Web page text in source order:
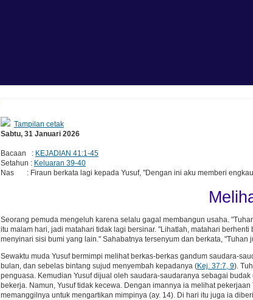
Tampilan cetak
Sabtu, 31 Januari 2026
Bacaan : KEJADIAN 41:1-45
Setahun : Keluaran 39-40
Nas : Firaun berkata lagi kepada Yusuf, "Dengan ini aku memberi
Seorang pemuda mengeluh karena selalu gagal membangun usaha.
itu malam hari, jadi matahari tidak lagi bersinar. "Lihatlah, matahari
menyinari sisi bumi yang lain." Sahabatnya tersenyum dan berkata,
Sewaktu muda Yusuf bermimpi melihat berkas-berkas gandum saudara-
bulan, dan sebelas bintang sujud menyembah kepadanya (Kej. 37:7, 9).
penguasa. Kemudian Yusuf dijual oleh saudara-saudaranya sebagai budak
bekerja. Namun, Yusuf tidak kecewa. Dengan imannya ia melihat
memanggilnya untuk mengartikan mimpinya (ay. 14). Di hari itu juga ia